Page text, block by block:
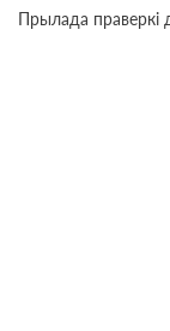
Прылада праверкі